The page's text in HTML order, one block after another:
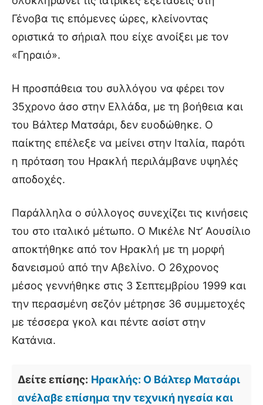
Γένοβα τις επόμενες ώρες, κλείνοντας
οριστικά το σήριαλ που είχε ανοίξει με τον
«Γηραιό».
Η προσπάθεια του συλλόγου να φέρει τον
35χρονο άσο στην Ελλάδα, με τη βοήθεια και
του Βάλτερ Ματσάρι, δεν ευοδώθηκε. Ο
παίκτης επέλεξε να μείνει στην Ιταλία, παρότι
η πρόταση του Ηρακλή περιλάμβανε υψηλές
αποδοχές.
Παράλληλα ο σύλλογος συνεχίζει τις κινήσεις
του στο ιταλικό μέτωπο. Ο Μικέλε Ντ’ Αουσίλιο
αποκτήθηκε από τον Ηρακλή με τη μορφή
δανεισμού από την Αβελίνο. Ο 26χρονος
μέσος γεννήθηκε στις 3 Σεπτεμβρίου 1999 και
την περασμένη σεζόν μέτρησε 36 συμμετοχές
με τέσσερα γκολ και πέντε ασίστ στην
Κατάνια.
Δείτε επίσης: Ηρακλής: Ο Βάλτερ Ματσάρι
ανέλαβε επίσημα την τεχνική ηγεσία και